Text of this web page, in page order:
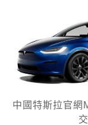
中國特斯拉官網